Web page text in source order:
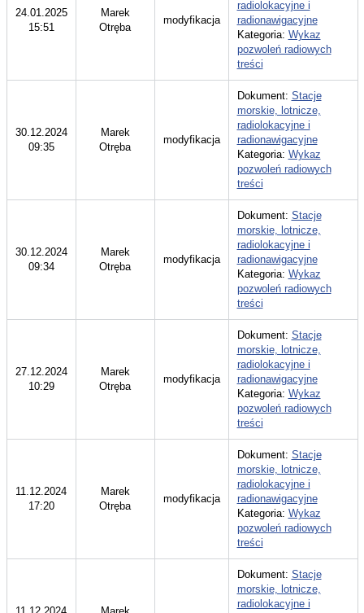
24.01.2025
15:51
Marek
Otręba
modyfikacja
radiolokacyjne i
radionawigacyjne
Kategoria: Wykaz
pozwoleń radiowych
treści
30.12.2024
09:35
Marek
Otręba
modyfikacja
Dokument: Stacje
morskie, lotnicze,
radiolokacyjne i
radionawigacyjne
Kategoria: Wykaz
pozwoleń radiowych
treści
30.12.2024
09:34
Marek
Otręba
modyfikacja
Dokument: Stacje
morskie, lotnicze,
radiolokacyjne i
radionawigacyjne
Kategoria: Wykaz
pozwoleń radiowych
treści
27.12.2024
10:29
Marek
Otręba
modyfikacja
Dokument: Stacje
morskie, lotnicze,
radiolokacyjne i
radionawigacyjne
Kategoria: Wykaz
pozwoleń radiowych
treści
11.12.2024
17:20
Marek
Otręba
modyfikacja
Dokument: Stacje
morskie, lotnicze,
radiolokacyjne i
radionawigacyjne
Kategoria: Wykaz
pozwoleń radiowych
treści
Dokument: Stacje
morskie, lotnicze,
radiolokacyjne i